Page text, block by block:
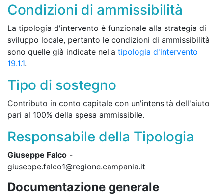
Condizioni di ammissibilità
La tipologia d'intervento è funzionale alla strategia di
sviluppo locale, pertanto le condizioni di ammissibilità
sono quelle già indicate nella tipologia d'intervento
19.1.1.
Tipo di sostegno
Contributo in conto capitale con un'intensità dell'aiuto
pari al 100% della spesa ammissibile.
Responsabile della Tipologia
Giuseppe Falco -
giuseppe.falco1@regione.campania.it
Documentazione generale